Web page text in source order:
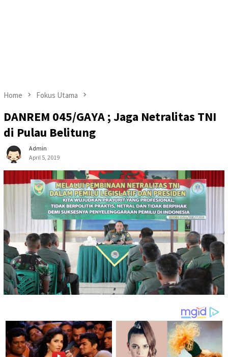
Home Fokus Utama
DANREM 045/GAYA ; Jaga Netralitas TNI
di Pulau Belitung
Admin
April 5, 2019